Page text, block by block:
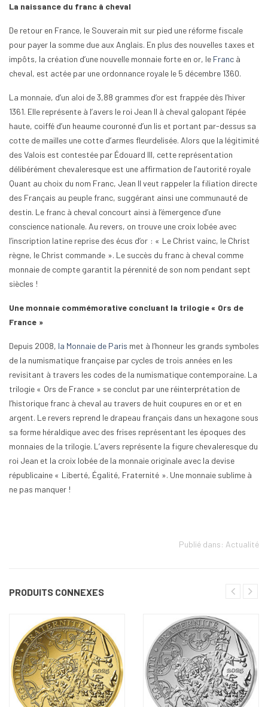
La naissance du franc à cheval
De retour en France, le Souverain mit sur pied une réforme fiscale
pour payer la somme due aux Anglais. En plus des nouvelles taxes et
impôts, la création d’une nouvelle monnaie forte en or, le Franc à
cheval, est actée par une ordonnance royale le 5 décembre 1360.
La monnaie, d’un aloi de 3,88 grammes d’or est frappée dès l’hiver
1361. Elle représente à l’avers le roi Jean II à cheval galopant l’épée
haute, coiffé d’un heaume couronné d’un lis et portant par-dessus sa
cotte de mailles une cotte d’armes fleurdelisée. Alors que la légitimité
des Valois est contestée par Édouard III, cette représentation
délibérément chevaleresque est une affirmation de l’autorité royale
Quant au choix du nom Franc, Jean II veut rappeler la filiation directe
des Français au peuple franc, suggérant ainsi une communauté de
destin. Le franc à cheval concourt ainsi à l’émergence d’une
conscience nationale. Au revers, on trouve une croix lobée avec
l’inscription latine reprise des écus d’or : « Le Christ vainc, le Christ
règne, le Christ commande ». Le succès du franc à cheval comme
monnaie de compte garantit la pérennité de son nom pendant sept
siècles !
Une monnaie commémorative concluant la trilogie « Ors de
France »
Depuis 2008, la Monnaie de Paris met à l’honneur les grands symboles
de la numismatique française par cycles de trois années en les
revisitant à travers les codes de la numismatique contemporaine. La
trilogie « Ors de France » se conclut par une réinterprétation de
l’historique franc à cheval au travers de huit coupures en or et en
argent. Le revers reprend le drapeau français dans un hexagone sous
sa forme héraldique avec des frises représentant les époques des
monnaies de la trilogie. L’avers représente la figure chevaleresque du
roi Jean et la croix lobée de la monnaie originale avec la devise
républicaine « Liberté, Égalité, Fraternité ». Une monnaie sublime à
ne pas manquer !
Publié dans: Actualité
PRODUITS CONNEXES